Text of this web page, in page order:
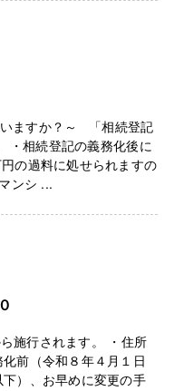
ますか？～ 「相続登記
・相続登記の義務化後に
の過料に処せられますの
ンシ ...
施行されます。 ・住所
前（令和８年４月１日
）、お早めに変更の手